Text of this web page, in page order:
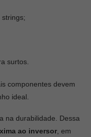
surtos.
componentes devem
ideal.
na durabilidade. Dessa
ao inversor , em